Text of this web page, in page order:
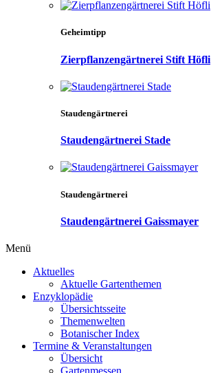
Geheimtipp
Zierpflanzengärtnerei Stift Höfli
Staudengärtnerei
Staudengärtnerei Stade
Staudengärtnerei
Staudengärtnerei Gaissmayer
Menü
Aktuelles
Aktuelle Gartenthemen
Enzyklopädie
Übersichtsseite
Themenwelten
Botanischer Index
Termine & Veranstaltungen
Übersicht
Gartenmessen